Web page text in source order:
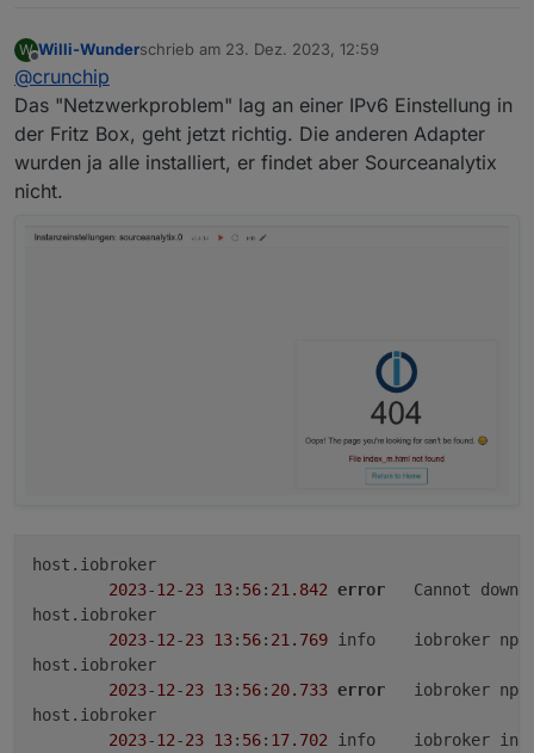
W Willi-Wunderschrieb am 23. Dez. 2023, 12:59
zuletzt editiert von
@crunchip
Das "Netzwerkproblem" lag an einer IPv6 Einstellung in
der Fritz Box, geht jetzt richtig. Die anderen Adapter
wurden ja alle installiert, er findet aber Sourceanalytix
nicht.
host.iobroker
2023-12-23 13: 56: 21.842 error
Cannot
host.iobroker
2023-12-23 13: 56: 21.769
info	iobroker
host.iobroker
2023-12-23 13: 56: 20.733 error
iobroker
host.iobroker
2023-12-23 13: 56: 17.702
info	iobroker